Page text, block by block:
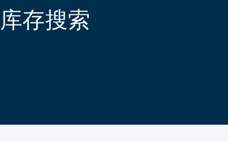
库存搜索